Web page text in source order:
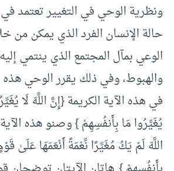
ونظرية الوحي في التغيير تعتمد
حالة الإنسان الفرد الذي يمكن من
الوعي بمآل المجتمع الذي ينتمي
والهبوط، وفي ذلك يقرر الوحي هذه
في هذه الآية الكريمة {إِنَّ اللَّهَ لَا
يُغَيِّرُوا مَا بِأَنفُسِهِمْ } وصنو هذه
اللَّهَ لَمْ يَكُ مُغَيِّرًا نِّعْمَةً أَنْعَمَهَا عَلَىٰ